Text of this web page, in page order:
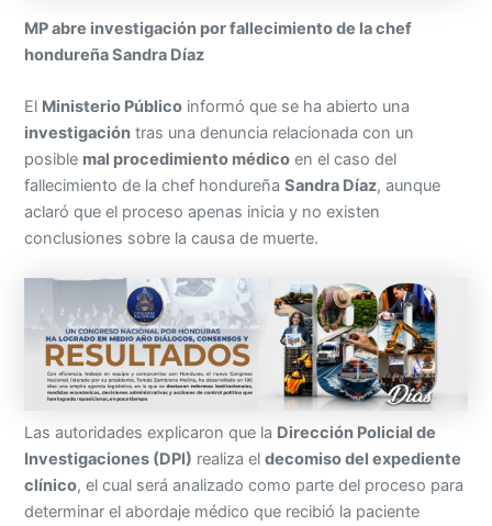
MP abre investigación por fallecimiento de la chef
hondureña Sandra Díaz
El Ministerio Público informó que se ha abierto una
investigación tras una denuncia relacionada con un
posible mal procedimiento médico en el caso del
fallecimiento de la chef hondureñaSandra Díaz, aunque
aclaró que el proceso apenas inicia y no existen
conclusiones sobre la causa de muerte.
Las autoridades explicaron que la Dirección Policial de
Investigaciones (DPI) realiza eldecomiso del expediente
clínico, el cual será analizado como parte del proceso para
determinar el abordaje médico que recibió la paciente